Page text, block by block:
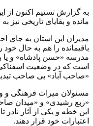
به گزارش تسنیم اکنون از
مانده و بقایای تاریخی
مدیران این استان به جای
باقیمانده را هم به حال خود
مدرسه «حسن پادشاه» و یا
است که در وضعیت اسفناکی
«صاحب آباد» بی صاحب
مسئولان میراث فرهنگی و
«ربع رشیدی» و «میدان
این خطه و یکی از آثار
اعتبارات خود قرار دهند.